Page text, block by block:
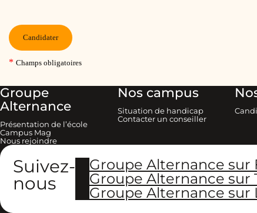
Groupe
Alternance
Présentation de l’école
Campus Mag
Nous rejoindre
Nos campus
Situation de handicap
Contacter un conseiller
Suivez-
nous
Groupe Alternance sur
Groupe Alternance sur
Groupe Alternance sur